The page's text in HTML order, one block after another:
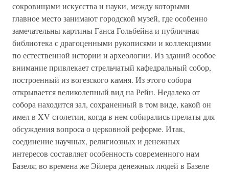
сокровищами искусства и науки, между которыми
главное место занимают городской музей, где особенно
замечательны картины Ганса Гольбейна и публичная
библиотека с драгоценными рукописями и коллекциями
по естественной истории и археологии. Из зданий особое
внимание привлекает стрельчатый кафедральный собор,
построенный из вогезского камня. Из этого собора
открывается великолепный вид на Рейн. Недалеко от
собора находится зал, сохраненный в том виде, какой он
имел в XV столетии, когда в нем собирались прелаты для
обсуждения вопроса о церковной реформе. Итак,
соединение научных, религиозных и денежных
интересов составляет особенность современного нам
Базеля; во времена же Эйлера денежных людей в Базеле